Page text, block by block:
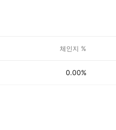
체인지 %
0.00%